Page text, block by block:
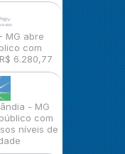
MG abre
com
6.280,77
- MG
com
níveis de